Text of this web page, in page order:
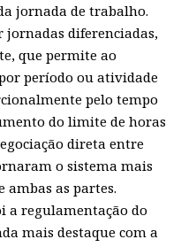
jornada de trabalho.
jornadas diferenciadas,
que permite ao
período ou atividade
pelo tempo
do limite de horas
direta entre
o sistema mais
ambas as partes.
a regulamentação do
mais destaque com a